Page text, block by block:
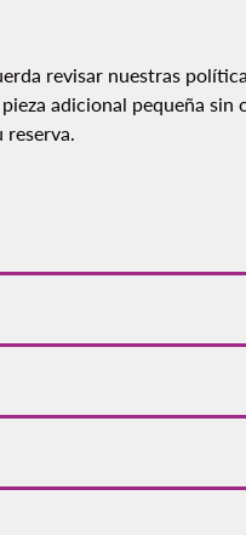
revisar nuestras
adicional pequeña sin
reserva.
a Bogotá, Colombia, te
a las alertas de ofertas